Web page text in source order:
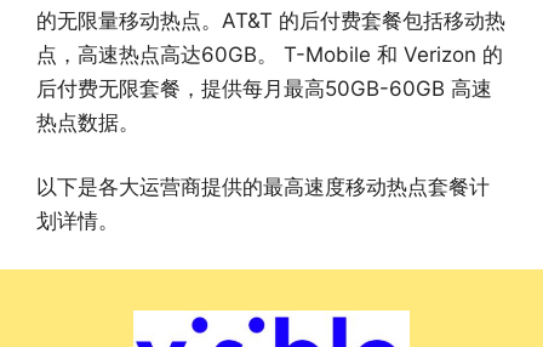
的无限量移动热点。AT&T 的后付费套餐包括移动热
点，高速热点高达60GB。 T-Mobile 和 Verizon 的
后付费无限套餐，提供每月最高50GB-60GB 高速
热点数据。
以下是各大运营商提供的最高速度移动热点套餐计
划详情。